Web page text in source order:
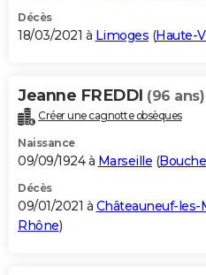
Décès
18/03/2021 à Limoges (Haute-
Jeanne FREDDI (96 ans)
Créer une cagnotte obsèques
Naissance
09/09/1924 à Marseille (
Décès
09/01/2021 à Châteauneuf-les-
Rhône)